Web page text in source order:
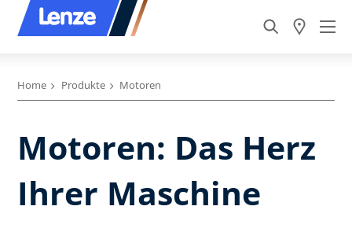
Home Produkte Motoren
Motoren: Das Herz
Ihrer Maschine